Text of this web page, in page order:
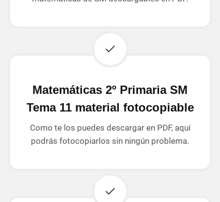
Matemáticas 2º Primaria SM
Tema 11 material fotocopiable
Como te los puedes descargar en PDF, aquí
podrás fotocopiarlos sin ningún problema.